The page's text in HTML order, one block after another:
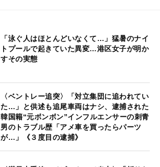
「泳ぐ人はほとんどいなくて…」猛暑のナイ
トプールで起きていた異変…港区女子が明か
すその実態
〈ベントレー追突〉「対立集団に追われてい
た…」と供述も追尾車両はナシ、逮捕された
韓国籍“元ボンボン”インフルエンサーの刺青
男のトラブル歴「アメ車を買ったらパーツ
が…」《３度目の逮捕》